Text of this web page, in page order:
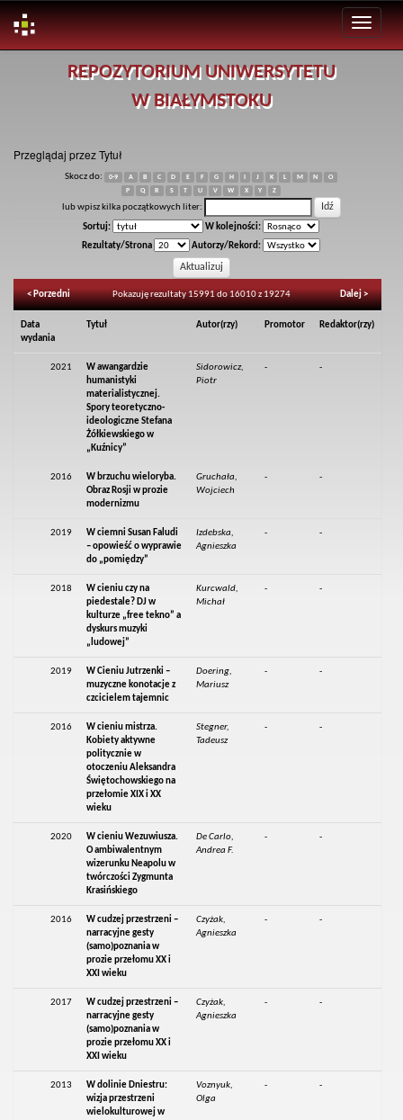
REPOZYTORIUM UNIWERSYTETU
W BIAŁYMSTOKU
Przeglądaj przez Tytuł
Skocz do: 0-9 A B C D E F G H J K L M N
O
P
Q R S T U V W X Y Z
lub wpisz kilka początkowych liter:
Sortuj:
W kolejności:
Rezultaty/Strona
Autorzy/Rekord:
Pokazuję rezultaty 15991 do 16010 z 19274
< Porzedni Dalej >
Data
wydania
Tytuł Autor(rzy) Promotor Redaktor(rzy)
2021
W awangardzie
humanistyki
materialistycznej.
Spory teoretyczno-
ideologiczne Stefana
Żółkiewskiego w
„Kuźnicy”
Sidorowicz,
Piotr
- -
2016
W brzuchu wieloryba.
Obraz Rosji w prozie
modernizmu
Gruchała,
Wojciech
- -
2019
W ciemni Susan Faludi
– opowieść o wyprawie
do „pomiędzy”
Izdebska,
Agnieszka
- -
2018
W cieniu czy na
piedestale? DJ w
kulturze „free tekno” a
dyskurs muzyki
„ludowej”
Kurcwald,
Michał
- -
2019
W Cieniu Jutrzenki –
muzyczne konotacje z
czcicielem tajemnic
Doering,
Mariusz
- -
2016
W cieniu mistrza.
Kobiety aktywne
politycznie w
otoczeniu Aleksandra
Świętochowskiego na
przełomie XIX i XX
wieku
Stegner,
Tadeusz
- -
2020
W cieniu Wezuwiusza.
O ambiwalentnym
wizerunku Neapolu w
twórczości Zygmunta
Krasińskiego
De Carlo,
Andrea F.
- -
2016
W cudzej przestrzeni –
narracyjne gesty
(samo)poznania w
prozie przełomu XX i
XXI wieku
Czyżak,
Agnieszka
- -
2017
W cudzej przestrzeni –
narracyjne gesty
(samo)poznania w
prozie przełomu XX i
XXI wieku
Czyżak,
Agnieszka
- -
2013
W dolinie Dniestru:
wizja przestrzeni
wielokulturowej w
Voznyuk,
Olga
- -